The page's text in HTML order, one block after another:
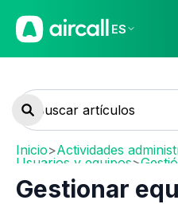
ES
Inicio>Actividades
Usuarios y equipos>
Gestionar